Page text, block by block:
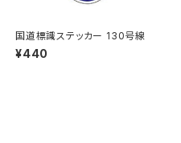
国道標識ステッカー 130号線
¥440